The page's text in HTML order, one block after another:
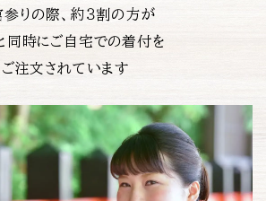
参りの際、約３割の方が
同時にご自宅での着付を
ご注文されています